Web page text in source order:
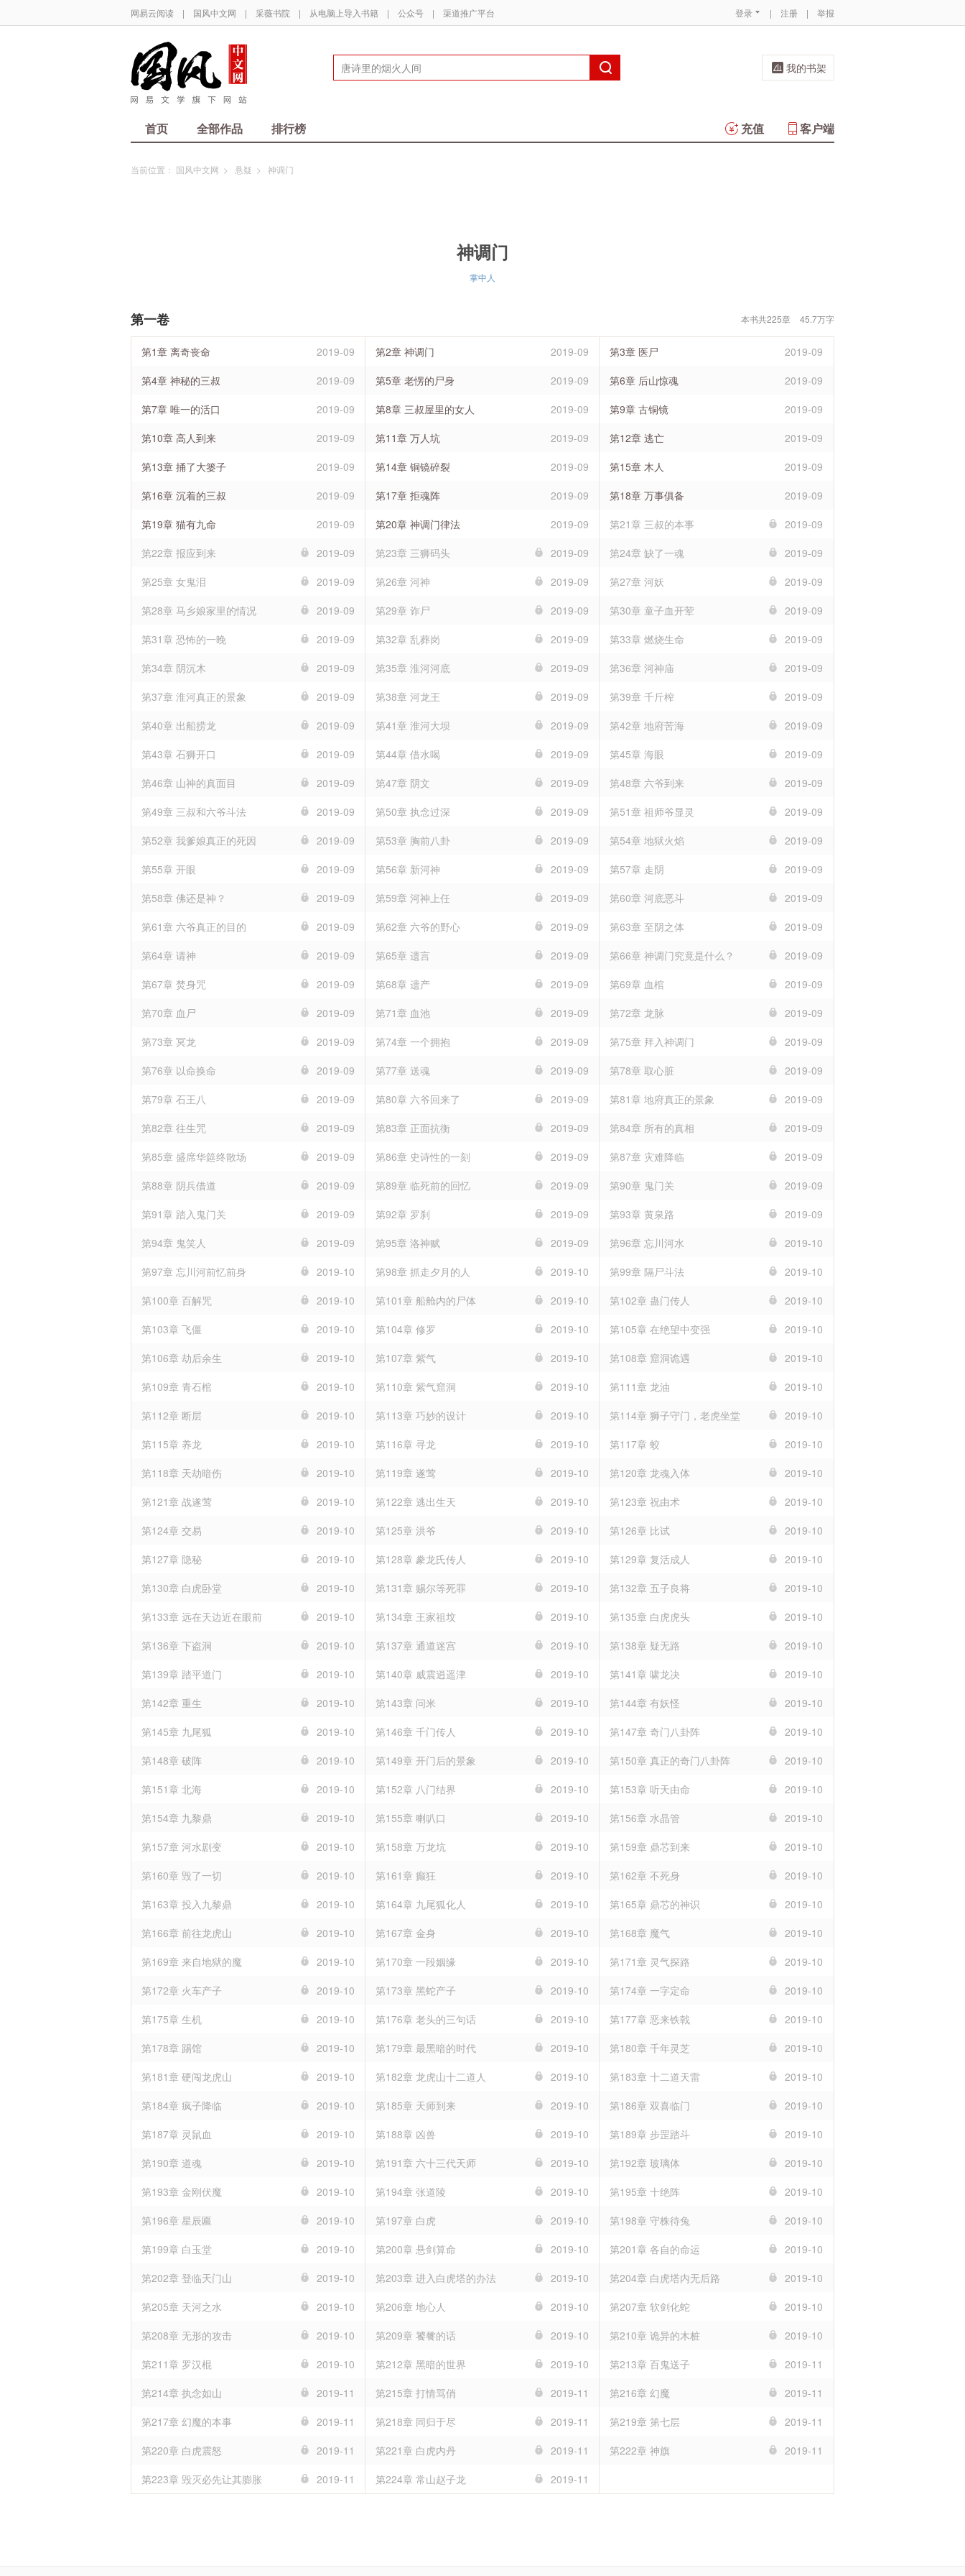
网易云阅读 | 国风中文网 | 采薇书院 | 从电脑上导入书籍 | 公众号 | 渠道推广平台 登录 | 注册 | 举报
我的书架
首页 全部作品 排行榜 客户端
充值
当前位置： 国风中文网 > 悬疑 > 神调门
神调门
掌中人
本书共225章 45.7万字
第一卷
第1章 离奇丧命 2019-09 第2章 神调门 2019-09 第3章 医尸
2019-09
第4章 神秘的三叔
2019-09 第5章 老愣的尸身 2019-09 第6章 后山惊魂
2019-09
第7章 唯一的活口
2019-09 第8章 三叔屋里的女人 2019-09 第9章 古铜镜
2019-09
第10章 高人到来
2019-09 第11章 万人坑 2019-09 第12章 逃亡
2019-09
第13章 捅了大篓子
2019-09 第14章 铜镜碎裂 2019-09 第15章 木人
2019-09
第16章 沉着的三叔
2019-09 第17章 拒魂阵 2019-09 第18章 万事俱备
2019-09
第19章 猫有九命
2019-09 第20章 神调门律法 2019-09 第21章 三叔的本事
2019-09
第22章 报应到来
2019-09 第23章 三狮码头 2019-09 第24章 缺了一魂
2019-09
第25章 女鬼泪
2019-09 第26章 河神 2019-09 第27章 河妖
2019-09
第28章 马乡娘家里的情况
2019-09 第29章 诈尸 2019-09 第30章 童子血开荤
2019-09
第31章 恐怖的一晚
2019-09 第32章 乱葬岗 2019-09 第33章 燃烧生命
2019-09
第34章 阴沉木
2019-09 第35章 淮河河底 2019-09 第36章 河神庙
2019-09
第37章 淮河真正的景象
2019-09 第38章 河龙王 2019-09 第39章 千斤榨
2019-09
第40章 出船捞龙
2019-09 第41章 淮河大坝 2019-09 第42章 地府苦海
2019-09
第43章 石狮开口
2019-09 第44章 借水喝 2019-09 第45章 海眼
2019-09
第46章 山神的真面目
2019-09 第47章 阴文 2019-09 第48章 六爷到来
2019-09
第49章 三叔和六爷斗法
2019-09 第50章 执念过深 2019-09 第51章 祖师爷显灵
2019-09
第52章 我爹娘真正的死因
2019-09 第53章 胸前八卦 2019-09 第54章 地狱火焰
2019-09
第55章 开眼
2019-09 第56章 新河神 2019-09 第57章 走阴
2019-09
第58章 佛还是神？
2019-09 第59章 河神上任 2019-09 第60章 河底恶斗
2019-09
第61章 六爷真正的目的
2019-09 第62章 六爷的野心 2019-09 第63章 至阴之体
2019-09
第64章 请神
2019-09 第65章 遗言 2019-09 第66章 神调门究竟是什么？
2019-09
第67章 焚身咒
2019-09 第68章 遗产 2019-09 第69章 血棺
2019-09
第70章 血尸
2019-09 第71章 血池 2019-09 第72章 龙脉
2019-09
第73章 冥龙
2019-09 第74章 一个拥抱 2019-09 第75章 拜入神调门
2019-09
第76章 以命换命
2019-09 第77章 送魂 2019-09 第78章 取心脏
2019-09
第79章 石王八
2019-09 第80章 六爷回来了 2019-09 第81章 地府真正的景象
2019-09
第82章 往生咒
2019-09 第83章 正面抗衡 2019-09 第84章 所有的真相
2019-09
第85章 盛席华筵终散场
2019-09 第86章 史诗性的一刻 2019-09 第87章 灾难降临
2019-09
第88章 阴兵借道
2019-09 第89章 临死前的回忆 2019-09 第90章 鬼门关
2019-09
第91章 踏入鬼门关
2019-09 第92章 罗刹 2019-09 第93章 黄泉路
2019-09
第94章 鬼笑人
2019-09 第95章 洛神赋 2019-09 第96章 忘川河水
2019-10
第97章 忘川河前忆前身
2019-10 第98章 抓走夕月的人 2019-10 第99章 隔尸斗法
2019-10
第100章 百解咒
2019-10 第101章 船舱内的尸体 2019-10 第102章 蛊门传人
2019-10
第103章 飞僵
2019-10 第104章 修罗 2019-10 第105章 在绝望中变强
2019-10
第106章 劫后余生
2019-10 第107章 紫气 2019-10 第108章 窟洞诡遇
2019-10
第109章 青石棺
2019-10 第110章 紫气窟洞 2019-10 第111章 龙油
2019-10
第112章 断层
2019-10 第113章 巧妙的设计 2019-10 第114章 狮子守门，老虎坐堂
2019-10
第115章 养龙
2019-10 第116章 寻龙 2019-10 第117章 蛟
2019-10
第118章 天劫暗伤
2019-10 第119章 遂莺 2019-10 第120章 龙魂入体
2019-10
第121章 战遂莺
2019-10 第122章 逃出生天 2019-10 第123章 祝由术
2019-10
第124章 交易
2019-10 第125章 洪爷 2019-10 第126章 比试
2019-10
第127章 隐秘
2019-10 第128章 豢龙氏传人 2019-10 第129章 复活成人
2019-10
第130章 白虎卧堂
2019-10 第131章 赐尔等死罪 2019-10 第132章 五子良将
2019-10
第133章 远在天边近在眼前
2019-10 第134章 王家祖坟 2019-10 第135章 白虎虎头
2019-10
第136章 下盗洞
2019-10 第137章 通道迷宫 2019-10 第138章 疑无路
2019-10
第139章 踏平道门
2019-10 第140章 威震逍遥津 2019-10 第141章 啸龙决
2019-10
第142章 重生
2019-10 第143章 问米 2019-10 第144章 有妖怪
2019-10
第145章 九尾狐
2019-10 第146章 千门传人 2019-10 第147章 奇门八卦阵
2019-10
第148章 破阵
2019-10 第149章 开门后的景象 2019-10 第150章 真正的奇门八卦阵
2019-10
第151章 北海
2019-10 第152章 八门结界 2019-10 第153章 听天由命
2019-10
第154章 九黎鼎
2019-10 第155章 喇叭口 2019-10 第156章 水晶管
2019-10
第157章 河水剧变
2019-10 第158章 万龙坑 2019-10 第159章 鼎芯到来
2019-10
第160章 毁了一切
2019-10 第161章 癫狂 2019-10 第162章 不死身
2019-10
第163章 投入九黎鼎
2019-10 第164章 九尾狐化人 2019-10 第165章 鼎芯的神识
2019-10
第166章 前往龙虎山
2019-10 第167章 金身 2019-10 第168章 魔气
2019-10
第169章 来自地狱的魔
2019-10 第170章 一段姻缘 2019-10 第171章 灵气探路
2019-10
第172章 火车产子
2019-10 第173章 黑蛇产子 2019-10 第174章 一字定命
2019-10
第175章 生机
2019-10 第176章 老头的三句话 2019-10 第177章 恶来铁戟
2019-10
第178章 踢馆
2019-10 第179章 最黑暗的时代 2019-10 第180章 千年灵芝
2019-10
第181章 硬闯龙虎山
2019-10 第182章 龙虎山十二道人 2019-10 第183章 十二道天雷
2019-10
第184章 疯子降临
2019-10 第185章 天师到来 2019-10 第186章 双喜临门
2019-10
第187章 灵鼠血
2019-10 第188章 凶兽 2019-10 第189章 步罡踏斗
2019-10
第190章 道魂
2019-10 第191章 六十三代天师 2019-10 第192章 玻璃体
2019-10
第193章 金刚伏魔
2019-10 第194章 张道陵 2019-10 第195章 十绝阵
2019-10
第196章 星辰匾
2019-10 第197章 白虎 2019-10 第198章 守株待兔
2019-10
第199章 白玉堂
2019-10 第200章 悬剑算命 2019-10 第201章 各自的命运
2019-10
第202章 登临天门山
2019-10 第203章 进入白虎塔的办法 2019-10 第204章 白虎塔内无后路
2019-10
第205章 天河之水
2019-10 第206章 地心人 2019-10 第207章 软剑化蛇
2019-10
第208章 无形的攻击
2019-10 第209章 饕餮的话 2019-10 第210章 诡异的木桩
2019-10
第211章 罗汉棍
2019-10 第212章 黑暗的世界 2019-10 第213章 百鬼送子
2019-11
第214章 执念如山
2019-11 第215章 打情骂俏 2019-11 第216章 幻魔
2019-11
第217章 幻魔的本事
2019-11 第218章 同归于尽 2019-11 第219章 第七层
2019-11
第220章 白虎震怒
2019-11 第221章 白虎内丹 2019-11 第222章 神旗
2019-11
第223章 毁灭必先让其膨胀
2019-11 第224章 常山赵子龙 2019-11